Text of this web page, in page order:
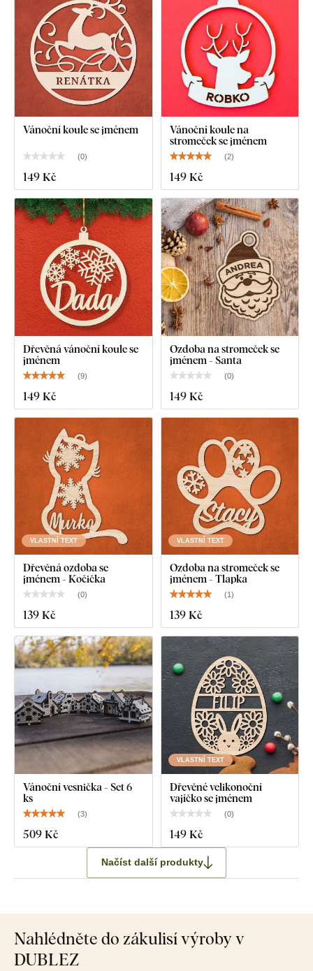
Vánoční koule se jménem
(0)
149 Kč
Vánoční koule na
stromeček se jménem
(2)
149 Kč
Dřevěná vánoční koule se
jménem
(9)
149 Kč
Ozdoba na stromeček se
jménem - Santa
(0)
149 Kč
VLASTNÍ TEXT
Dřevěná ozdoba se
jménem - Kočička
(0)
139 Kč
VLASTNÍ TEXT
Ozdoba na stromeček se
jménem - Tlapka
(1)
139 Kč
Vánoční vesnička - Set 6
ks
(3)
509 Kč
VLASTNÍ TEXT
Dřevěné velikonoční
vajíčko se jménem
(0)
149 Kč
Načíst další produkty
Nahlédněte do zákulisí výroby v
DUBLEZ